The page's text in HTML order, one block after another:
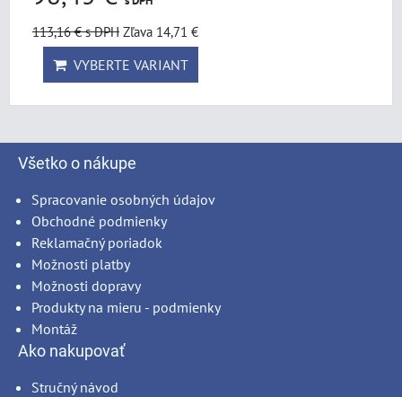
113,16 €s DPH Zľava 14,71 €
VYBERTE VARIANT
Všetko o nákupe
Spracovanie osobných údajov
Obchodné podmienky
Reklamačný poriadok
Možnosti platby
Možnosti dopravy
Produkty na mieru - podmienky
Montáž
Ako nakupovať
Stručný návod